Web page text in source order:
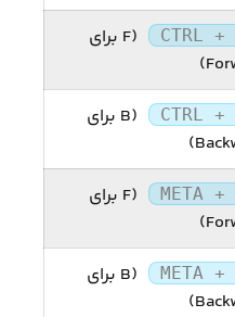
CTRL +
(F برای
CTRL +
(B برای
META +
(F برای
META +
(B برای